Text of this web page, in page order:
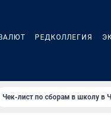
РЕДКОЛЛЕГИЯ
Чек-лист по сборам в школу в